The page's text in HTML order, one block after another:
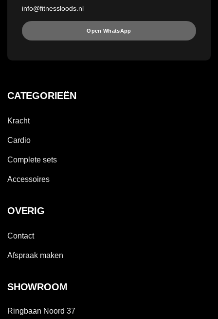
info@fitnessloods.nl
Open WhatsApp
CATEGORIEËN
Kracht
Cardio
Complete sets
Accessoires
OVERIG
Contact
Afspraak maken
SHOWROOM
Ringbaan Noord 37